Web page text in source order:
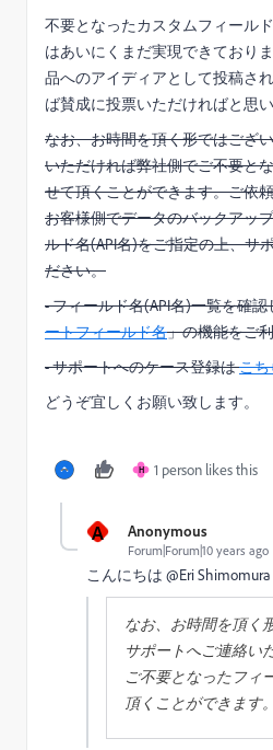
不要となったカスタムフィール
はあいにくまだ実現できており
品へのアイディアとして投稿さ
ば賛成に投票いただければと思い
なお、お時間を頂く形ではござ
いただければ弊社側でご不要と
せて頂くことができます。ご依
お客様側でデータのバックアッ
ルド名(API名)をご指定の上、サ
ださい。
- フィールド名(API名)一覧を確
ートフィールド名」の機能をご
- サポートへのケース登録はこち
どうぞ宜しくお願い致します。
H 1 person likes this
A Anonymous
Forum|Forum|10 years ago
こんにちは @Eri
なお、お時間を頂く
サポートへご連絡い
ご不要となったフィ
頂くことができます。